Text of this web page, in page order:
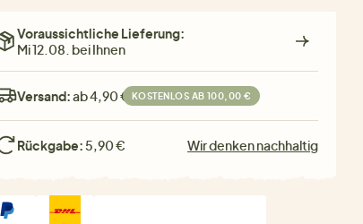
Voraussichtliche Lieferung:
Mi 12.08. bei Ihnen
Versand:ab 4,90 € KOSTENLOS AB 100,00 €
Rückgabe: 5,90 € Wir denken nachhaltig